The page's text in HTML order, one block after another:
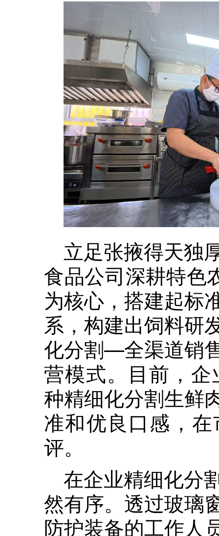
立足张掖得天独
食品公司深耕特色
为核心，搭建起标
系，构建出饲料
化分割—全渠道销
营模式。目前，
种精细化分割生鲜
准和优良口感，
评。
在企业精细化分
然有序。透过玻璃
防护装备的工作人